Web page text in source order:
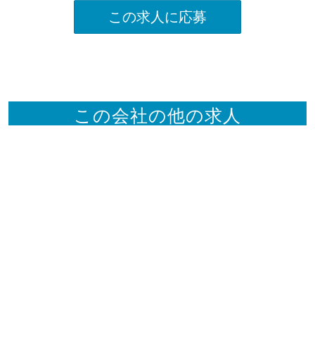
この求人に応募
この会社の他の求人